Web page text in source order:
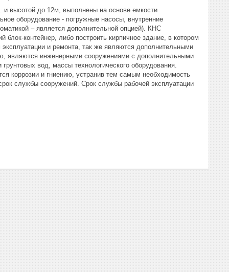
высотой до 12м, выполнены на основе емкости
оборудование - погружные насосы, внутренние
– является дополнительной опцией). КНС
контейнер, либо построить кирпичное здание, в котором
и ремонта, так же являются дополнительными
являются инженерными сооружениями с дополнительными
вод, массы технологического оборудования.
коррозии и гниению, устранив тем самым необходимость
службы сооружений. Срок службы рабочей эксплуатации